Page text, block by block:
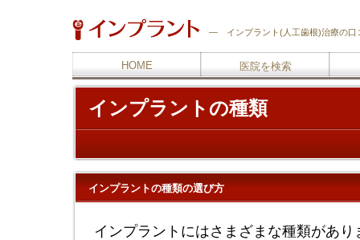
― インプラント(人工歯根)治療の
HOME 医院を検索
インプラントの種類
インプラントの種類の選び方
インプラントにはさまざまな種類があ